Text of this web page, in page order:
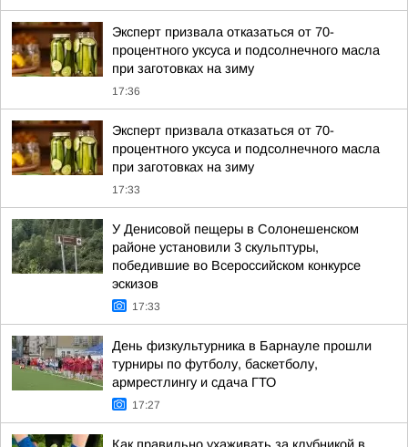
Эксперт призвала отказаться от 70-
процентного уксуса и подсолнечного масла
при заготовках на зиму
17:36
Эксперт призвала отказаться от 70-
процентного уксуса и подсолнечного масла
при заготовках на зиму
17:33
У Денисовой пещеры в Солонешенском
районе установили 3 скульптуры,
победившие во Всероссийском конкурсе
эскизов
17:33
День физкультурника в Барнауле прошли
турниры по футболу, баскетболу,
армрестлингу и сдача ГТО
17:27